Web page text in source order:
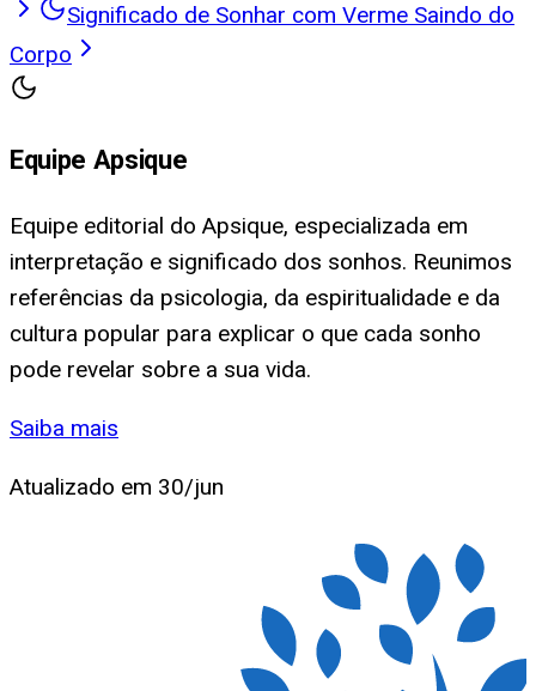
Significado de Sonhar com Verme Saindo do
Corpo
Equipe Apsique
Equipe editorial do Apsique, especializada em
interpretação e significado dos sonhos. Reunimos
referências da psicologia, da espiritualidade e da
cultura popular para explicar o que cada sonho
pode revelar sobre a sua vida.
Saiba mais
Atualizado em 30/jun